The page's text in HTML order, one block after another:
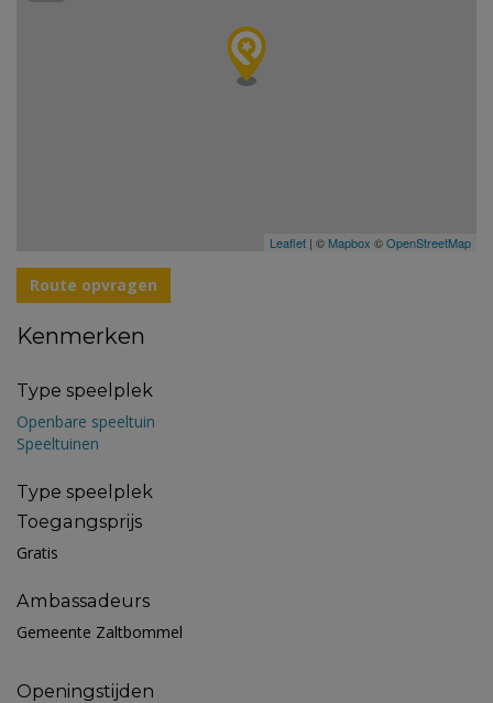
Leaflet | © Mapbox ©OpenStreetMap
Route opvragen
Kenmerken
Type speelplek
Openbare speeltuin
Speeltuinen
Type speelplek
Toegangsprijs
Gratis
Ambassadeurs
Gemeente Zaltbommel
Openingstijden